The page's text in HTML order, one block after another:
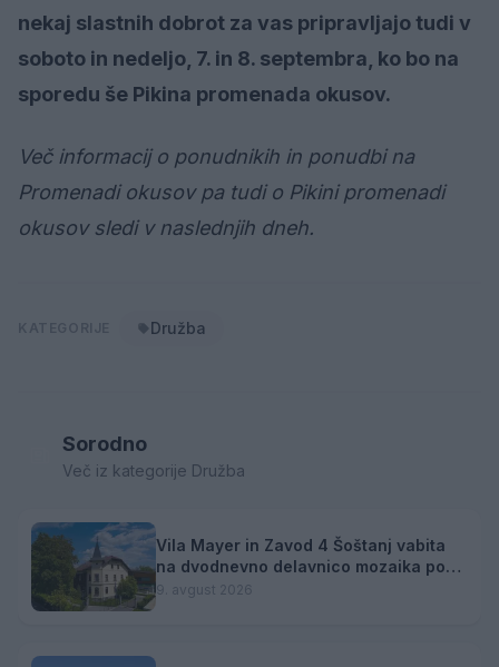
nekaj slastnih dobrot za vas pripravljajo tudi v
soboto in nedeljo, 7. in 8. septembra, ko bo na
sporedu še Pikina promenada okusov.
Več informacij o ponudnikih in ponudbi na
Promenadi okusov pa tudi o Pikini promenadi
okusov sledi v naslednjih dneh.
Družba
Sorodno
Več iz kategorije Družba
Vila Mayer in Zavod 4 Šoštanj vabita
na dvodnevno delavnico mozaika pod
mentorstvom Mojce Marije Černivšek
9. avgust 2026